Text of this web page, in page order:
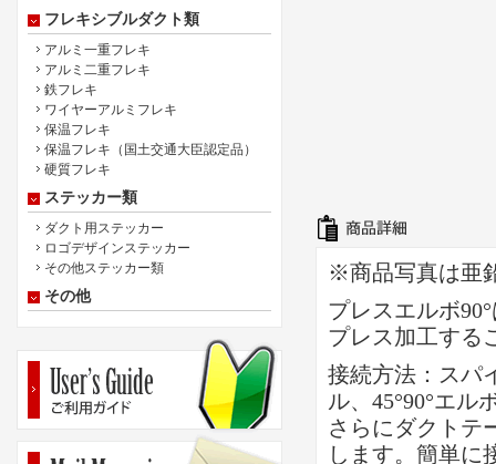
フレキシブルダクト類
アルミ一重フレキ
アルミ二重フレキ
鉄フレキ
ワイヤーアルミフレキ
保温フレキ
保温フレキ（国土交通大臣認定品）
硬質フレキ
ステッカー類
ダクト用ステッカー
ロゴデザインステッカー
その他ステッカー類
その他
※商品写真は亜
プレスエルボ
プレス加工する
接続方法：スパ
ル、45°90°エル
さらにダクトテ
します。簡単に